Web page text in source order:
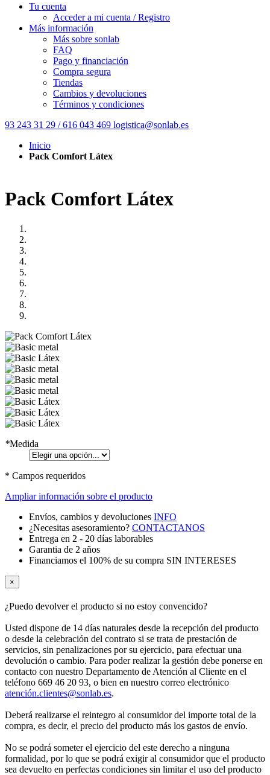
Tu cuenta
Acceder a mi cuenta / Registro
Más información
Más sobre sonlab
FAQ
Pago y financiación
Compra segura
Tiendas
Cambios y devoluciones
Términos y condiciones
93 243 31 29 / 616 043 469 logistica@sonlab.es
Inicio
Pack Comfort Látex
Pack Comfort Látex
*Medida
* Campos requeridos
Ampliar información sobre el producto
Envíos, cambios y devoluciones INFO
¿Necesitas asesoramiento? CONTACTANOS
Entrega en 2 - 20 días laborables
Garantia de 2 años
Financiamos el 100% de su compra SIN INTERESES
×
¿Puedo devolver el producto si no estoy convencido?
Usted dispone de 14 días naturales desde la recepción del producto
o desde la celebración del contrato si se trata de prestación de
servicios, sin penalizaciones por su ejercicio, para efectuar una
devolución o cambio. Para poder realizar la gestión debe ponerse en
contacto con nuestro Departamento de Atención al Cliente en el
teléfono 669 46 20 93, o bien en nuestro correo electrónico
atención.clientes@sonlab.es.
Deberá realizarse el reintegro al consumidor del importe total de la
compra, es decir, el precio del producto más los gastos de envío.
No se podrá someter el ejercicio del este derecho a ninguna
formalidad, por lo que se podrá exigir al consumidor que el producto
sea devuelto en perfectas condiciones sin limitar el uso del producto